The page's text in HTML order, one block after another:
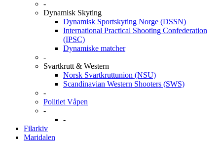
-
Dynamisk Skyting
Dynamisk Sportskyting Norge (DSSN)
International Practical Shooting Confederation
(IPSC)
Dynamiske matcher
-
Svartkrutt & Western
Norsk Svartkruttunion (NSU)
Scandinavian Western Shooters (SWS)
-
Politiet Våpen
-
-
Filarkiv
Maridalen